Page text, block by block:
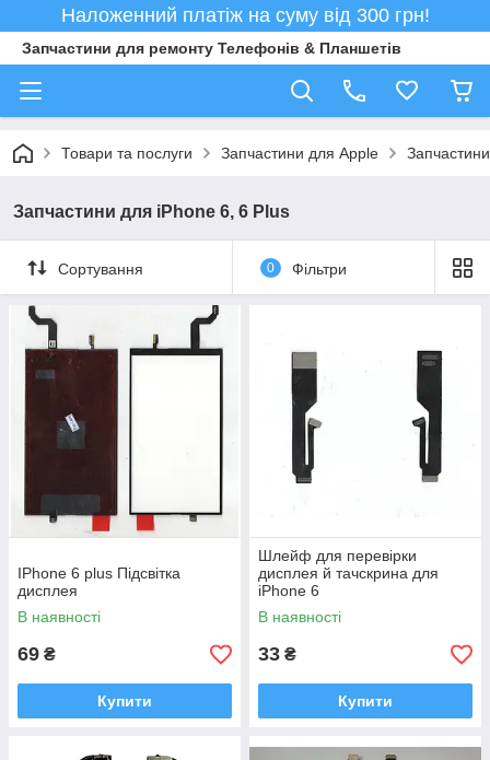
Наложенний платіж на суму від 300 грн!
Запчастини для ремонту Телефонів & Планшетів
Товари та послуги Запчастини для Apple
Запчастини для iPhone 6, 6 Plus
Сортування 0 Фільтри
IPhone 6 plus Підсвітка
дисплея
В наявності
69 ₴
Купити
Шлейф для перевірки
дисплея й тачскрина для
iPhone 6
В наявності
33 ₴
Купити